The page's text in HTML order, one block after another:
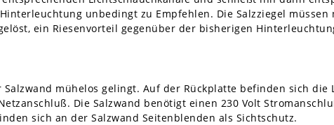
unbedingt zu Empfehlen. Die Salzziegel müssen
ein Riesenvorteil gegenüber der bisherigen
mühelos gelingt. Auf der Rückplatte befinden sich die
Die Salzwand benötigt einen 230 Volt
sich an der Salzwand Seitenblenden als Sichtschutz.